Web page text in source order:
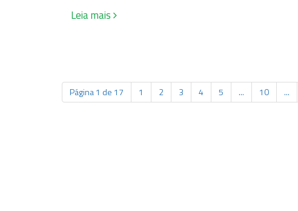
Leia mais
Página 1 de 17 1 2 3 4 5 ... 10 ...